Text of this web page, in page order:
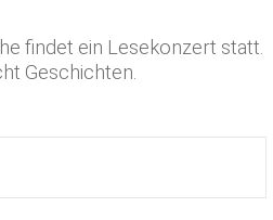
findet ein Lesekonzert statt.
Geschichten.